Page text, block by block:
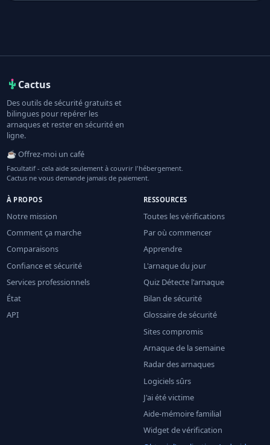
Cactus
Des outils de sécurité gratuits et
bilingues pour repérer les
arnaques et rester en sécurité en
ligne.
☕ Offrez-moi un café
Facultatif - cela aide seulement à couvrir l'hébergement.
Cactus ne vous demande jamais de paiement.
À PROPOS
Notre mission
Comment ça marche
Comparaisons
Confiance et sécurité
Services professionnels
État
API
RESSOURCES
Toutes les vérifications
Par où commencer
Apprendre
L'arnaque du jour
Quiz Détecte l'arnaque
Bilan de sécurité
Glossaire de sécurité
Sites compromis
Arnaque de la semaine
Radar des arnaques
Logiciels sûrs
J'ai été victime
Aide-mémoire familial
Widget de vérification